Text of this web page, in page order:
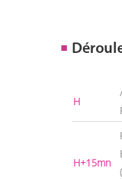
H
H+15mn